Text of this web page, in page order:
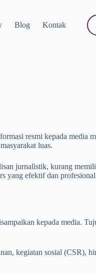
Blog Kontak
resmi kepada media
luas.
jurnalistik, kurang
yang efektif dan
kepada media.
kegiatan sosial (CSR),